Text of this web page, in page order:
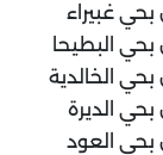
غبيراء
البطيحا
الخالدية
الديرة
بحي العود